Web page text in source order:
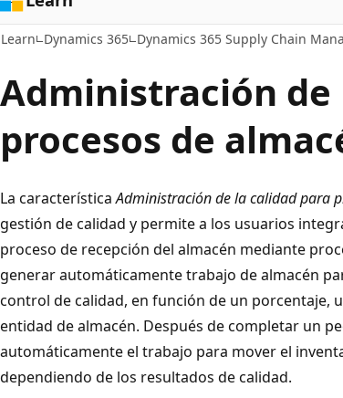
Learn Dynamics 365 Dynamics 365 Supply Chain
Administración de
procesos de
La característicaAdministración de la calidad para
gestión de calidad y permite a los usuarios
proceso de recepción del almacén mediante
generar automáticamente trabajo de almacén
control de calidad, en función de un porcentaje,
entidad de almacén. Después de completar un
automáticamente el trabajo para mover el
dependiendo de los resultados de calidad.